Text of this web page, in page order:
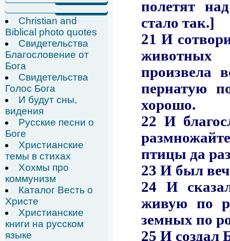
Christian and
Biblical photo quotes
Свидетельства
Благословение от
Бога
Свидетельства
Голос Бога
И будут сны,
видения
Русские песни о
Боге
Христианские
темы в стихах
Хохмы про
коммунизм
Каталог Весть о
Христе
Христианские
книги на русском
языке